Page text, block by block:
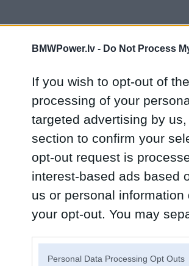
BMWPower.lv - Do Not Process
If you wish to opt-out of
processing of your
targeted advertising by
section to confirm your
opt-out request is
interest-based ads based
us or personal
your opt-out. You may
Personal Data Processing Opt Outs